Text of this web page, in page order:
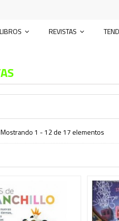
LIBROS REVISTAS
Mostrando 1 - 12 de 17 elementos